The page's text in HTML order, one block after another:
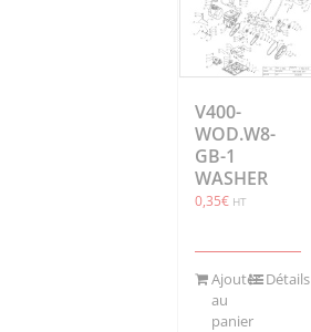
V400-
WOD.W8-
GB-1
WASHER
0,35€ HT
Ajouter
au
panier
Détails